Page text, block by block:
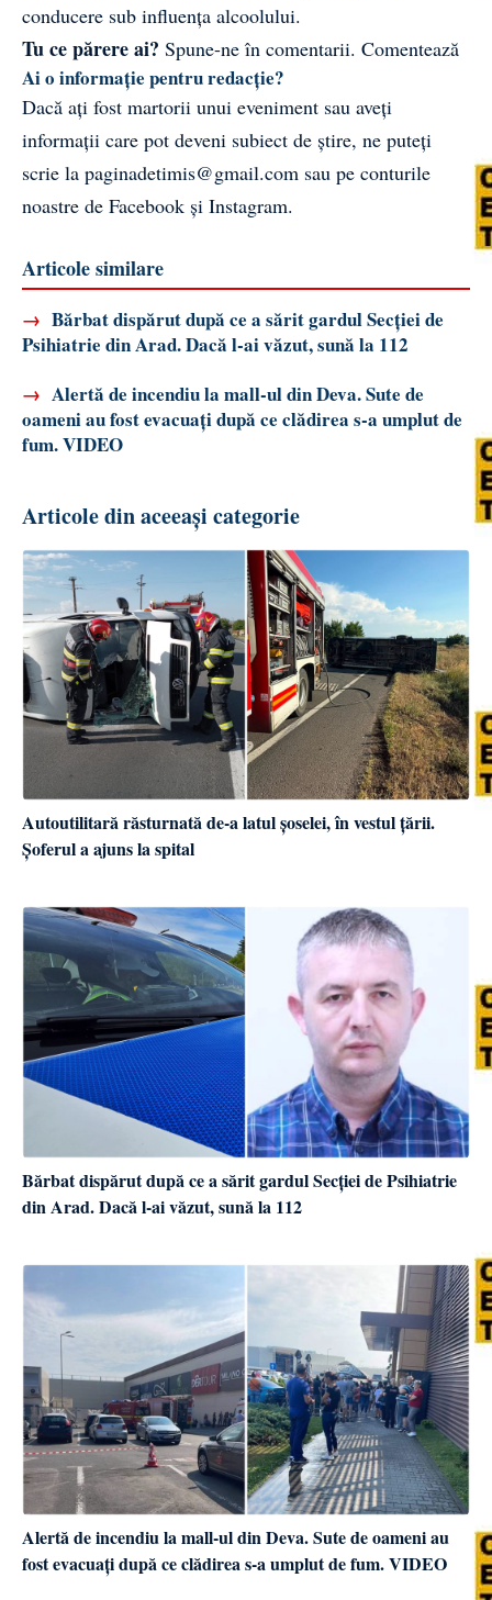
conducere sub influența alcoolului.
Tu ce părere ai? Spune-ne în comentarii. Comentează
Ai o informație pentru redacție?
Dacă ați fost martorii unui eveniment sau aveți
informații care pot deveni subiect de știre, ne puteți
scrie la paginadetimis@gmail.com sau pe conturile
noastre de Facebook și Instagram.
Articole similare
→ Bărbat dispărut după ce a sărit gardul Secției de
Psihiatrie din Arad. Dacă l-ai văzut, sună la 112
→ Alertă de incendiu la mall-ul din Deva. Sute de
oameni au fost evacuați după ce clădirea s-a umplut de
fum. VIDEO
Articole din aceeași categorie
Autoutilitară răsturnată de-a latul șoselei, în vestul țării.
Șoferul a ajuns la spital
Bărbat dispărut după ce a sărit gardul Secției de Psihiatrie
din Arad. Dacă l-ai văzut, sună la 112
Alertă de incendiu la mall-ul din Deva. Sute de oameni au
fost evacuați după ce clădirea s-a umplut de fum. VIDEO